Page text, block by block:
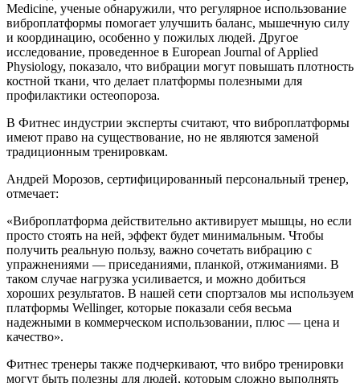
Medicine, ученые обнаружили, что регулярное использование
виброплатформы помогает улучшить баланс, мышечную силу
и координацию, особенно у пожилых людей. Другое
исследование, проведенное в European Journal of Applied
Physiology, показало, что вибрации могут повышать плотность
костной ткани, что делает платформы полезными для
профилактики остеопороза.
В Фитнес индустрии эксперты считают, что виброплатформы
имеют право на существование, но не являются заменой
традиционным тренировкам.
Андрей Морозов, сертифицированный персональный тренер,
отмечает:
«Виброплатформа действительно активирует мышцы, но если
просто стоять на ней, эффект будет минимальным. Чтобы
получить реальную пользу, важно сочетать вибрацию с
упражнениями — приседаниями, планкой, отжиманиями. В
таком случае нагрузка усиливается, и можно добиться
хороших результатов. В нашей сети спортзалов мы используем
платформы Wellinger, которые показали себя весьма
надежными в коммерческом использовании, плюс — цена и
качество».
Фитнес тренеры также подчеркивают, что вибро тренировки
могут быть полезны для людей, которым сложно выполнять